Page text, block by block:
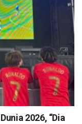
2026, “Dia